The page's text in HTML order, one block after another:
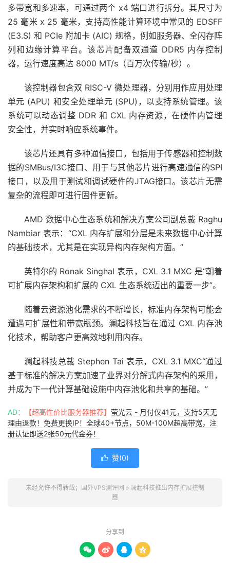
多带宽和多速率，可通过两个 x4 端口进行拆分。其尺寸为
25 毫米 x 25 毫米，支持高性能计算环境中常见的 EDSFF
(E3.S) 和 PCIe 附加卡 (AIC) 规格，例如服务器、全闪存阵
列和边缘计算平台。该芯片配备双通道 DDR5 内存控制
器，运行速度高达 8000 MT/s（百万次传输/秒）。
该控制器包含双 RISC-V 微处理器，分别用作应用处理
单元 (APU) 和安全处理单元 (SPU)，以支持系统管理。该
系统可以动态调整 DDR 和 CXL 内存资源，在硬件内管理
安全性，并实时响应系统事件。
该芯片还具有多种通信接口，包括用于传感器和控制数
据的SMBus/I3C接口、用于与其他芯片进行高速通信的SPI
接口，以及用于测试和调试硬件的JTAG接口。该芯片无需
复杂的流程即可进行固件更新。
AMD 数据中心生态系统和解决方案公司副总裁 Raghu
Nambiar 表示：“CXL 内存扩展和分层是未来数据中心计算
的基础技术，尤其是在实现异构内存架构方面。”
英特尔的 Ronak Singhal 表示，CXL 3.1 MXC 是“朝着
可扩展内存架构和扩展的 CXL 生态系统迈出的重要一步”。
随着云资源池化需求的不断增长，标准内存架构可能会
遭遇可扩展性和带宽瓶颈。澜起科技旨在通过 CXL 内存池
化技术，帮助客户更高效地利用内存。
澜起科技总裁 Stephen Tai 表示，CXL 3.1 MXC“通过
基于标准的解决方案加速了业界对分解式内存架构的采用，
并成为下一代计算基础设施中内存池化和共享的基础。”
AD： 【超高性价比服务器推荐】 萤光云 - 月付仅41元，支持5天无
理由退款！免费更换IP！全球40+节点，50M-100M超高带宽，注
册认证即送2张50元代金券！
 赞(0)
未经允许不得转载； 国外VPS测评网 » 澜起科技推出内存扩展控制
器
分享到
   